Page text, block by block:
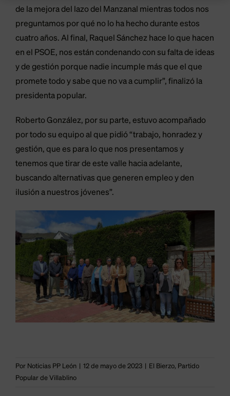
de la mejora del lazo del Manzanal mientras todos nos
preguntamos por qué no lo ha hecho durante estos
cuatro años. Al final, Raquel Sánchez hace lo que hacen
en el PSOE, nos están condenando con su falta de ideas
y de gestión porque nadie incumple más que el que
promete todo y sabe que no va a cumplir”, finalizó la
presidenta popular.
Roberto González, por su parte, estuvo acompañado
por todo su equipo al que pidió “trabajo, honradez y
gestión, que es para lo que nos presentamos y
tenemos que tirar de este valle hacia adelante,
buscando alternativas que generen empleo y den
ilusión a nuestros jóvenes”.
Por Noticias PP León 12 de mayo de 2023 El Bierzo, Partido
Popular de Villablino